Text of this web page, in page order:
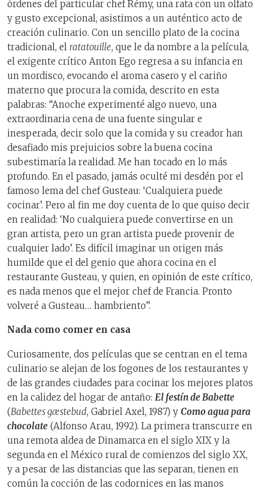
órdenes del particular chef Rémy, una rata con un olfato
y gusto excepcional, asistimos a un auténtico acto de
creación culinario. Con un sencillo plato de la cocina
tradicional, el ratatouille, que le da nombre a la película,
el exigente crítico Anton Ego regresa a su infancia en
un mordisco, evocando el aroma casero y el cariño
materno que procura la comida, descrito en esta
palabras: “Anoche experimenté algo nuevo, una
extraordinaria cena de una fuente singular e
inesperada, decir solo que la comida y su creador han
desafiado mis prejuicios sobre la buena cocina
subestimaría la realidad. Me han tocado en lo más
profundo. En el pasado, jamás oculté mi desdén por el
famoso lema del chef Gusteau: ‘Cualquiera puede
cocinar’. Pero al fin me doy cuenta de lo que quiso decir
en realidad: ‘No cualquiera puede convertirse en un
gran artista, pero un gran artista puede provenir de
cualquier lado’. Es difícil imaginar un origen más
humilde que el del genio que ahora cocina en el
restaurante Gusteau, y quien, en opinión de este crítico,
es nada menos que el mejor chef de Francia. Pronto
volveré a Gusteau… hambriento”.
Nada como comer en casa
Curiosamente, dos películas que se centran en el tema
culinario se alejan de los fogones de los restaurantes y
de las grandes ciudades para cocinar los mejores platos
en la calidez del hogar de antaño: El festín de Babette
(Babettes gæstebud, Gabriel Axel, 1987) y Como agua para
chocolate (Alfonso Arau, 1992). La primera transcurre en
una remota aldea de Dinamarca en el siglo XIX y la
segunda en el México rural de comienzos del siglo XX,
y a pesar de las distancias que las separan, tienen en
común la cocción de las codornices en las manos